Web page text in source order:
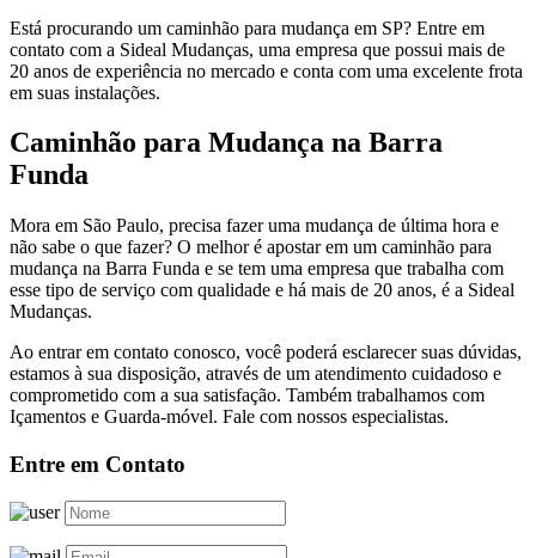
Está procurando um caminhão para mudança em SP? Entre em
contato com a Sideal Mudanças, uma empresa que possui mais de
20 anos de experiência no mercado e conta com uma excelente frota
em suas instalações.
Caminhão para Mudança na Barra
Funda
Mora em São Paulo, precisa fazer uma mudança de última hora e
não sabe o que fazer? O melhor é apostar em um caminhão para
mudança na Barra Funda e se tem uma empresa que trabalha com
esse tipo de serviço com qualidade e há mais de 20 anos, é a Sideal
Mudanças.
Ao entrar em contato conosco, você poderá esclarecer suas dúvidas,
estamos à sua disposição, através de um atendimento cuidadoso e
comprometido com a sua satisfação. Também trabalhamos com
Içamentos e Guarda-móvel. Fale com nossos especialistas.
Entre em Contato